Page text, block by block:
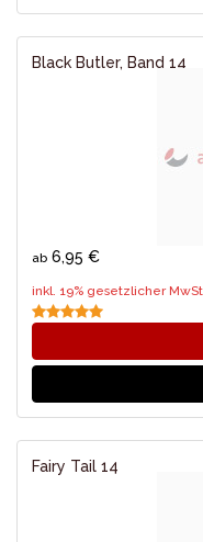
Black Butler, Band 14
ab 6,95 €
inkl. 19% gesetzlicher
Fairy Tail 14